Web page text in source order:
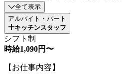
全て表示
アルバイト・パート
キッチンスタッフ
シフト制
時給1,090円〜
【お仕事内容】